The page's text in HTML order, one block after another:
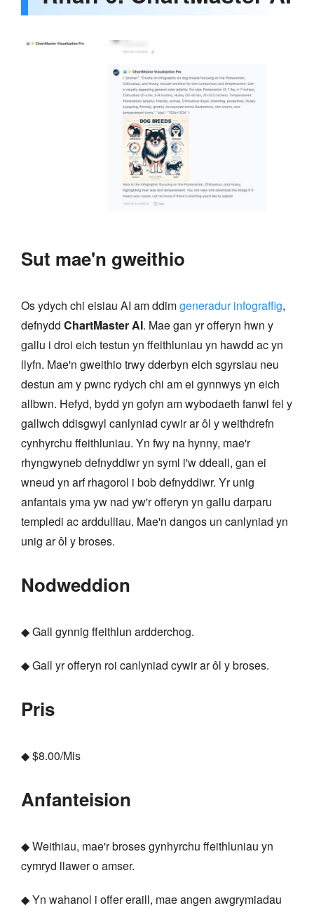
Sut mae'n gweithio
Os ydych chi eisiau AI am ddimgeneradur infograffig,
defnydd ChartMaster AI. Mae gan yr offeryn hwn y
gallu i droi eich testun yn ffeithluniau yn hawdd ac yn
llyfn. Mae'n gweithio trwy dderbyn eich sgyrsiau neu
destun am y pwnc rydych chi am ei gynnwys yn eich
allbwn. Hefyd, bydd yn gofyn am wybodaeth fanwl fel y
gallwch ddisgwyl canlyniad cywir ar ôl y weithdrefn
cynhyrchu ffeithluniau. Yn fwy na hynny, mae'r
rhyngwyneb defnyddiwr yn syml i'w ddeall, gan ei
wneud yn arf rhagorol i bob defnyddiwr. Yr unig
anfantais yma yw nad yw'r offeryn yn gallu darparu
templedi ac arddulliau. Mae'n dangos un canlyniad yn
unig ar ôl y broses.
Nodweddion
◆ Gall gynnig ffeithlun ardderchog.
◆ Gall yr offeryn roi canlyniad cywir ar ôl y broses.
Pris
◆ $8.00/Mis
Anfanteision
◆ Weithiau, mae'r broses gynhyrchu ffeithluniau yn
cymryd llawer o amser.
◆ Yn wahanol i offer eraill, mae angen awgrymiadau